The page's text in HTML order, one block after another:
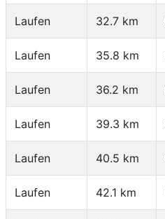
Laufen 32.7 km
Laufen 35.8 km
Laufen 36.2 km
Laufen 39.3 km
Laufen 40.5 km
Laufen 42.1 km